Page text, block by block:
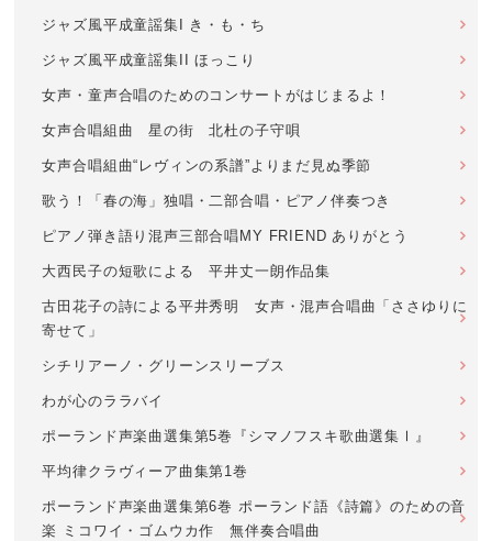
ジャズ風平成童謡集I き・も・ち
ジャズ風平成童謡集II ほっこり
女声・童声合唱のためのコンサートがはじまるよ！
女声合唱組曲 星の街 北杜の子守唄
女声合唱組曲“レヴィンの系譜”よりまだ見ぬ季節
歌う！「春の海」独唱・二部合唱・ピアノ伴奏つき
ピアノ弾き語り混声三部合唱MY FRIEND ありがとう
大西民子の短歌による 平井丈一朗作品集
古田花子の詩による平井秀明 女声・混声合唱曲「ささゆりに
寄せて」
シチリアーノ・グリーンスリーブス
わが心のララバイ
ポーランド声楽曲選集第5巻『シマノフスキ歌曲選集Ⅰ』
平均律クラヴィーア曲集第1巻
ポーランド声楽曲選集第6巻 ポーランド語《詩篇》のための音
楽 ミコワイ・ゴムウカ作 無伴奏合唱曲